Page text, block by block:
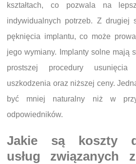
kształtach, co pozwala na
indywidualnych potrzeb. Z drugiej
pęknięcia implantu, co może
jego wymiany. Implanty solne mają
prostszej procedury
uszkodzenia oraz niższej ceny.
być mniej naturalny niż w
odpowiedników.
Jakie są koszty
usług związanych